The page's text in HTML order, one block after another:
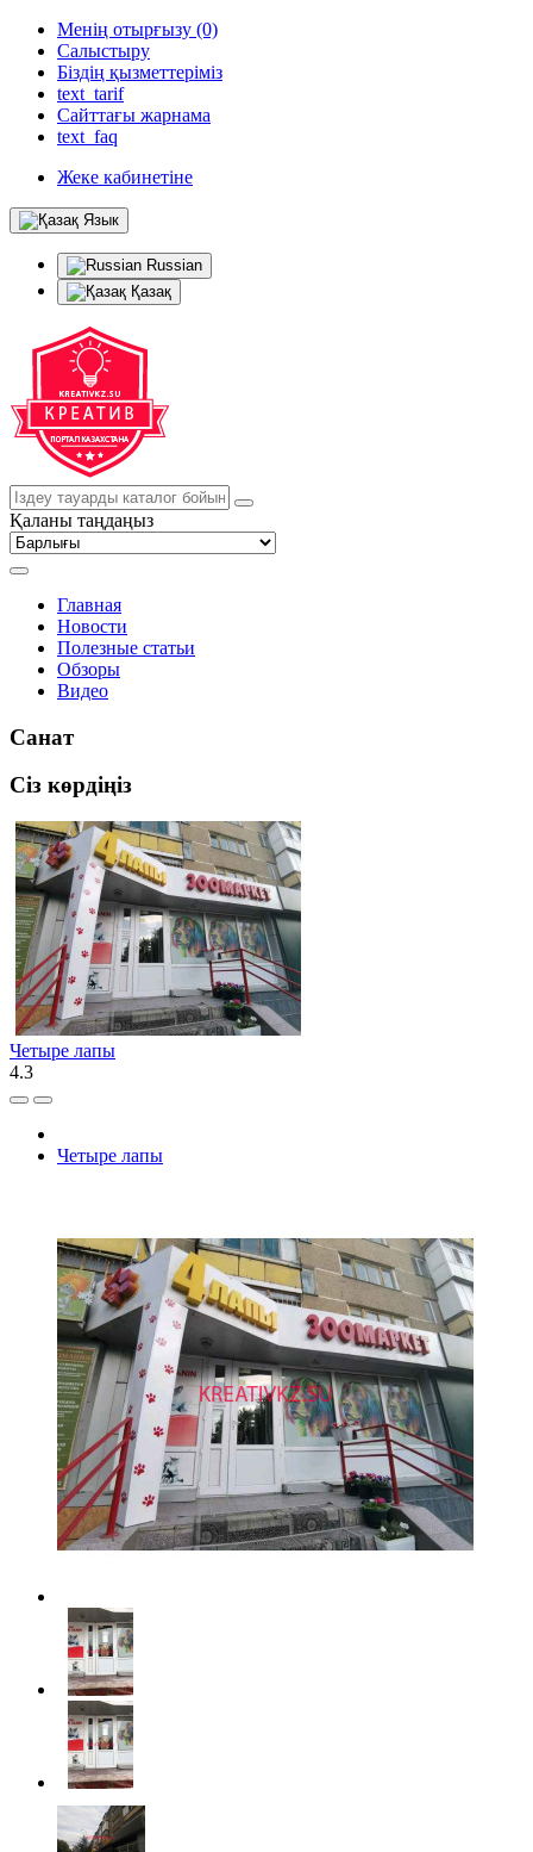
Менің отырғызу (0)
Салыстыру
Біздің қызметтеріміз
text_tarif
Сайттағы жарнама
text_faq
Жеке кабинетіне
Язык
Russian
Қазақ
Қаланы таңдаңыз
Главная
Новости
Полезные статьи
Обзоры
Видео
Санат
Сіз көрдіңіз
Четыре лапы
4.3
Четыре лапы